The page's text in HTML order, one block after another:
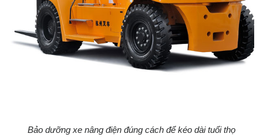
Bảo dưỡng xe nâng điện đúng cách để kéo dài tuổi thọ